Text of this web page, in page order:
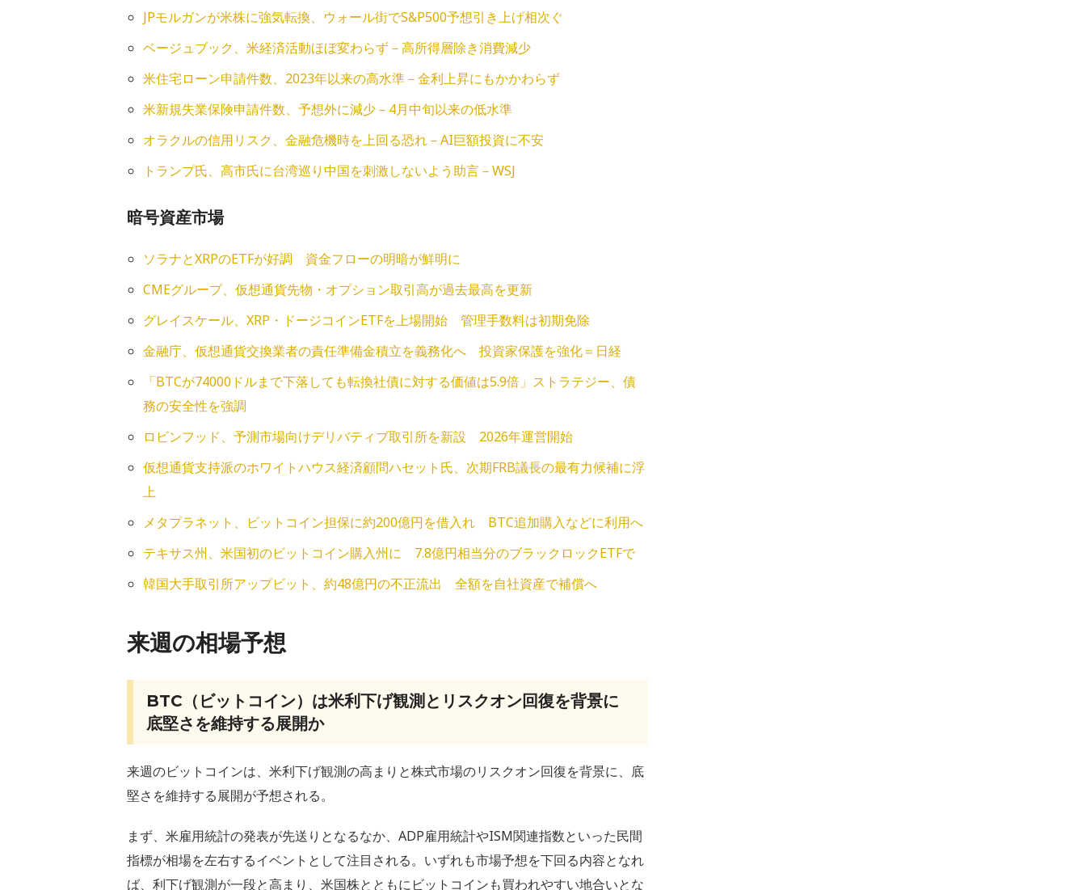
JPモルガンが米株に強気転換、ウォール街でS&P500予想引き上げ相次ぐ
ベージュブック、米経済活動ほぼ変わらず－高所得層除き消費減少
米住宅ローン申請件数、2023年以来の高水準－金利上昇にもかかわらず
米新規失業保険申請件数、予想外に減少－4月中旬以来の低水準
オラクルの信用リスク、金融危機時を上回る恐れ－AI巨額投資に不安
トランプ氏、高市氏に台湾巡り中国を刺激しないよう助言－WSJ
暗号資産市場
ソラナとXRPのETFが好調 資金フローの明暗が鮮明に
CMEグループ、仮想通貨先物・オプション取引高が過去最高を更新
グレイスケール、XRP・ドージコインETFを上場開始 管理手数料は初期免除
金融庁、仮想通貨交換業者の責任準備金積立を義務化へ 投資家保護を強化＝日経
「BTCが74000ドルまで下落しても転換社債に対する価値は5.9倍」ストラテジー、債
務の安全性を強調
ロビンフッド、予測市場向けデリバティブ取引所を新設 2026年運営開始
仮想通貨支持派のホワイトハウス経済顧問ハセット氏、次期FRB議長の最有力候補に浮
上
メタプラネット、ビットコイン担保に約200億円を借入れ BTC追加購入などに利用へ
テキサス州、米国初のビットコイン購入州に 7.8億円相当分のブラックロックETFで
韓国大手取引所アップビット、約48億円の不正流出 全額を自社資産で補償へ
来週の相場予想
BTC（ビットコイン）は米利下げ観測とリスクオン回復を背景に
底堅さを維持する展開か
来週のビットコインは、米利下げ観測の高まりと株式市場のリスクオン回復を背景に、底
堅さを維持する展開が予想される。
まず、米雇用統計の発表が先送りとなるなか、ADP雇用統計やISM関連指数といった民間
指標が相場を左右するイベントとして注目される。いずれも市場予想を下回る内容となれ
ば、利下げ観測が一段と高まり、米国株とともにビットコインも買われやすい地合いとな